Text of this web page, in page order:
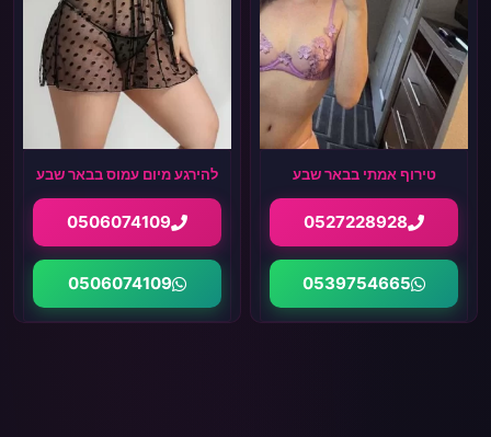
טירוף אמתי בבאר שבע
0527228928
0539754665
להירגע מיום עמוס בבאר שבע
0506074109
0506074109